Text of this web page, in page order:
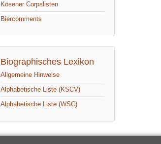
Kösener Corpslisten
Biercomments
Biographisches Lexikon
Allgemeine Hinweise
Alphabetische Liste (KSCV)
Alphabetische Liste (WSC)